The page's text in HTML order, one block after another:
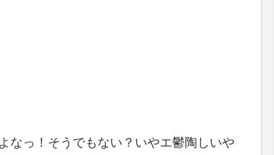
なっ！そうでもない？いやエ鬱陶しいや